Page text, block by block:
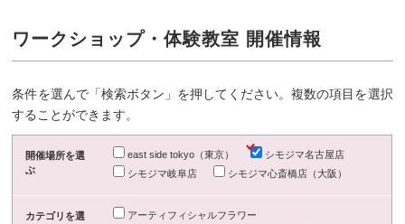
ワークショップ・体験教室 開催情報
条件を選んで「検索ボタン」を押してください。複数の項目を選択
することができます。
開催場所を選
ぶ
east side tokyo（東京）
シモジマ名古屋店
シモジマ岐阜店
シモジマ心斎橋店（大阪）
カテゴリを選
アーティフィシャルフラワー